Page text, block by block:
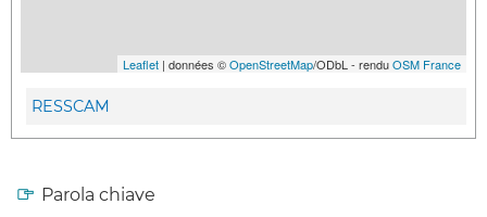
Leaflet | données ©OpenStreetMap/ODbL - renduOSM France
RESSCAM
Parola chiave